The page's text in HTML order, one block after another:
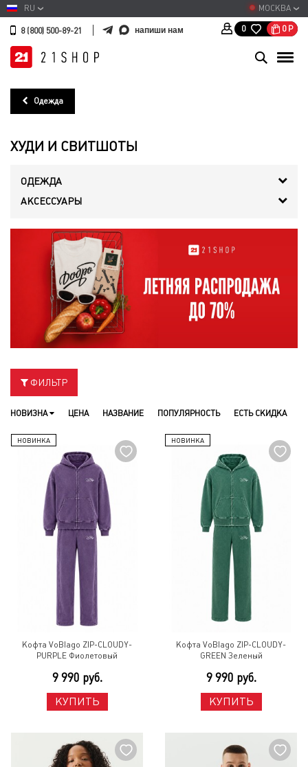
МОСКВА
RU
8 (800) 500-89-21 напиши нам 0 0 Р
Одежда
ХУДИ И СВИТШОТЫ
ОДЕЖДА
АКСЕССУАРЫ
ФИЛЬТР
НОВИЗНА ЦЕНА НАЗВАНИЕ ПОПУЛЯРНОСТЬ ЕСТЬ СКИДКА
НОВИНКА
Кофта VoBlago ZIP-CLOUDY-
PURPLE Фиолетовый
9 990 руб.
КУПИТЬ
НОВИНКА
Кофта VoBlago ZIP-CLOUDY-
GREEN Зеленый
9 990 руб.
КУПИТЬ